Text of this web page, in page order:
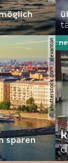
© shutterstock.com | alexanton
sparen